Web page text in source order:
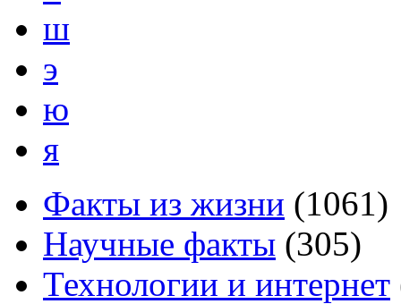
ш
э
ю
я
Факты из жизни (1061)
Научные факты (305)
Технологии и интернет